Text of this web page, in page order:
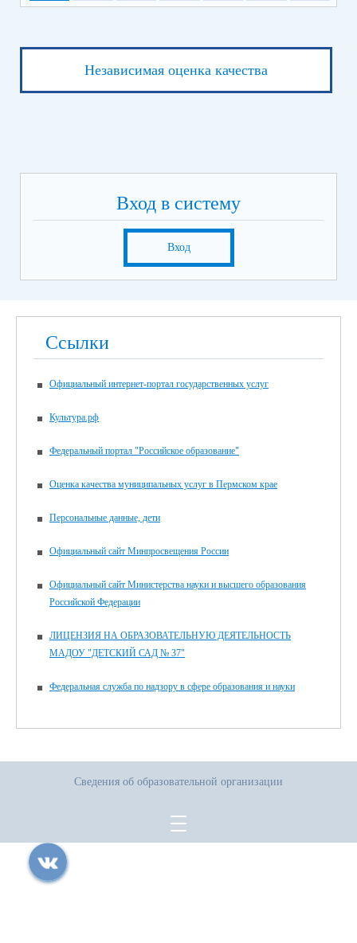
Независимая оценка качества
Вход в систему
Вход
Ссылки
Официальный интернет-портал государственных услуг
Культура.рф
Федеральный портал "Российское образование"
Оценка качества муниципальных услуг в Пермском крае
Персональные данные, дети
Официальный сайт Минпросвещения России
Официальный сайт Министерства науки и высшего образования
Российской Федерации
ЛИЦЕНЗИЯ НА ОБРАЗОВАТЕЛЬНУЮ ДЕЯТЕЛЬНОСТЬ
МАДОУ "ДЕТСКИЙ САД № 37"
Федеральная служба по надзору в сфере образования и науки
Сведения об образовательной организации